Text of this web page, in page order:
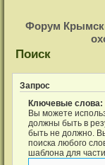
с
т
а
ц
и
Форум
Поиск
Запрос
Ключевые слова:
Вы можете
должны быть в
быть не должно.
поиска любого
шаблона для